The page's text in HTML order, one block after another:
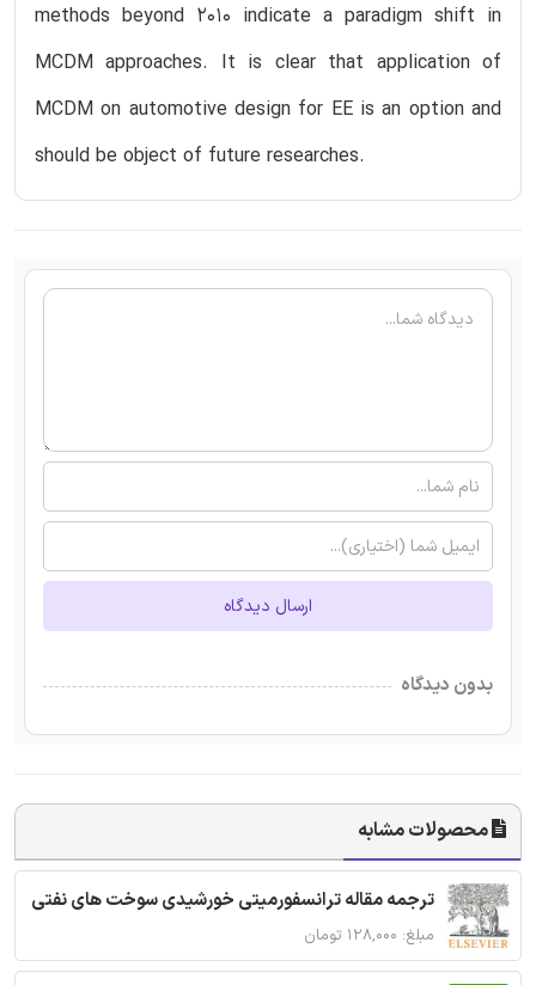
methods beyond 2010 indicate a paradigm shift in
MCDM approaches. It is clear that application of
MCDM on automotive design for EE is an option and
should be object of future researches.
ارسال دیدگاه
بدون دیدگاه
محصولات مشابه
ترجمه مقاله ترانسفورمیتی خورشیدی سوخت های نفتی
مبلغ: ۱۲۸,۰۰۰ تومان